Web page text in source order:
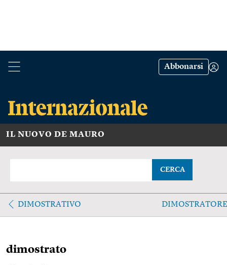
Abbonarsi
IL NUOVO DE MAURO
CERCA
DIMOSTRATIVO DIMOSTRATORE
dimostrato